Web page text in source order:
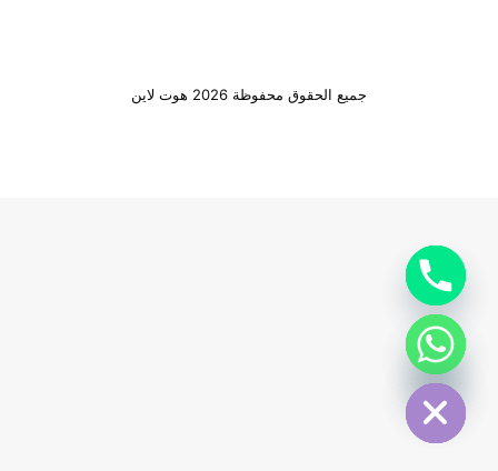
جميع الحقوق محفوظة 2026 هوت لاين
Hide
Hide